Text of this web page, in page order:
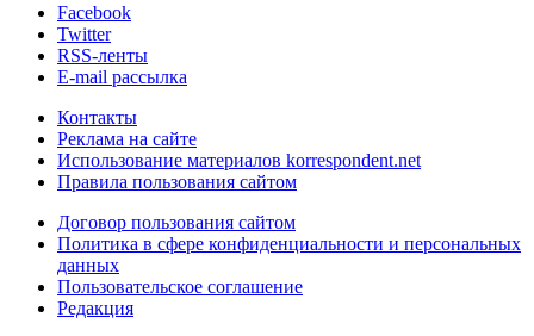
Facebook
Twitter
RSS-ленты
E-mail рассылка
Контакты
Реклама на сайте
Использование материалов korrespondent.net
Правила пользования сайтом
Договор пользования сайтом
Политика в сфере конфиденциальности и персональных
данных
Пользовательское соглашение
Редакция